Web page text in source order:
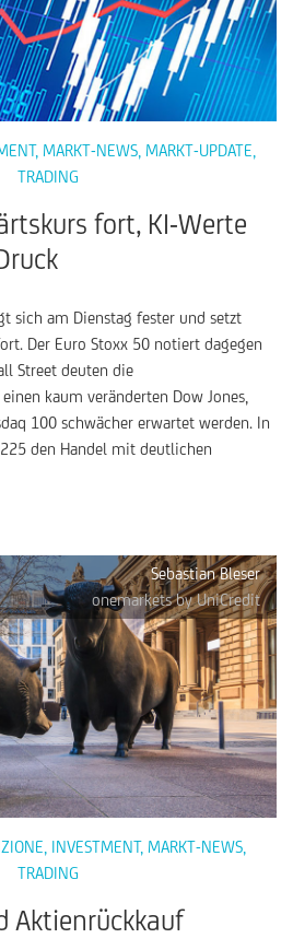
, MARKT-NEWS, MARKT-UPDATE
TRADING
fort, KI-Werte
sich am Dienstag fester und setzt
Der Euro Stoxx 50 notiert dagegen
Street deuten die
kaum veränderten Dow Jones,
100 schwächer erwartet werden. In
den Handel mit deutlichen
Sebastian Bleser
onemarkets by UniCredit
INVESTMENT, MARKT-NEWS,
TRADING
Aktienrückkauf